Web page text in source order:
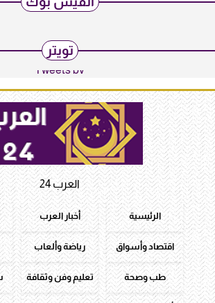
تويتر
Tweets by
العرب 24
الرئيسية أخبار العرب
اقتصاد وأسواق رياضة وألعاب
طب وصحة تعليم وفن وثقافة